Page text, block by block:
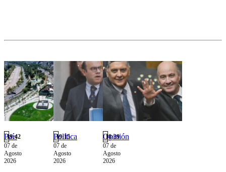
País
19:42
07 de
Agosto
2026
Política
19:15
07 de
Agosto
2026
Opinión
18:39
07 de
Agosto
2026